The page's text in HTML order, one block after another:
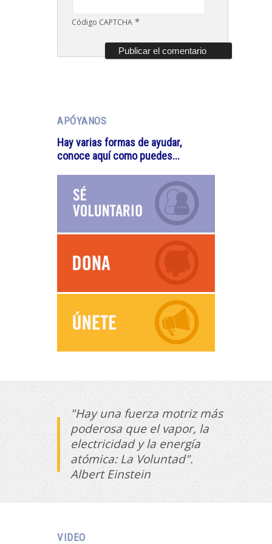
Código CAPTCHA*
APÓYANOS
Hay varias formas de ayudar,
conoce aquí como puedes...
"Hay una fuerza motriz más
poderosa que el vapor, la
electricidad y la energía
atómica: La Voluntad".
Albert Einstein
VIDEO